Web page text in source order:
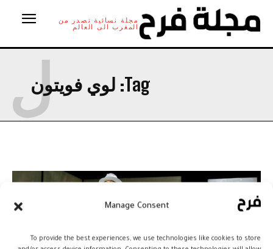
Manage Consent
To provide the best experiences, we use technologies like cookies to store
مجلة نسائية تصدر من
المغرب الى العالم
Tag: لوي فويتونل